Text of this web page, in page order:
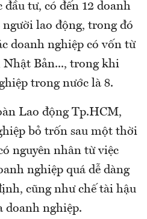
tư, có đến 12 doanh
lao động, trong đó
doanh nghiệp có vốn từ
Bản..., trong khi
trong nước là 8.
Lao động Tp.HCM,
bỏ trốn sau một thời
nguyên nhân từ việc
nghiệp quá dễ dàng
cũng như chế tài hậu
doanh nghiệp.